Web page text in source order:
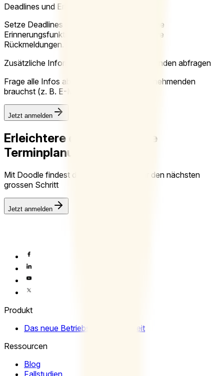
Deadlines und Erinnerungen
Setze Deadlines und nutze die automatische
Erinnerungsfunktion, für mehr und schnellere
Rückmeldungen.
Zusätzliche Informationen von Teilnehmenden abfragen
Frage alle Infos ab, die du von deinen Teilnehmenden
brauchst (z. B. E-Mail, Telefonnummer).
Jetzt anmelden
Erleichtere dir ab sofort die
Terminplanung
Mit Doodle findest du die richtige Zeit für den nächsten
grossen Schritt
Jetzt anmelden
Produkt
Das neue Betriebssystem der Zeit
Ressourcen
Blog
Fallstudien